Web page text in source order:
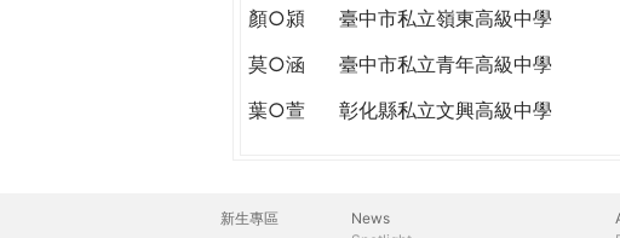
顏○潁
臺中市私立嶺東高級中學
莫○涵
臺中市私立青年高級中學
葉○萱
彰化縣私立文興高級中學
主
新生專區
News